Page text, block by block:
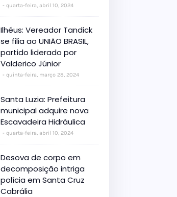
quarta-feira, abril 10, 2024
Ilhéus: Vereador Tandick
se filia ao UNIÃO BRASIL,
partido liderado por
Valderico Júnior
quinta-feira, março 28, 2024
Santa Luzia: Prefeitura
municipal adquire nova
Escavadeira Hidráulica
quarta-feira, abril 10, 2024
Desova de corpo em
decomposição intriga
polícia em Santa Cruz
Cabrália